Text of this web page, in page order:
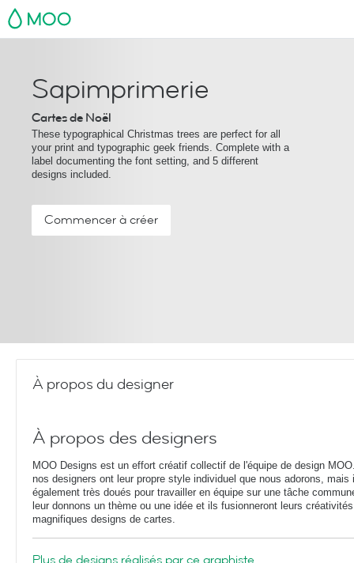
MOO
Sapimprimerie
Cartes de Noël
These typographical Christmas trees are perfect for all
your print and typographic geek friends. Complete with a
label documenting the font setting, and 5 different
designs included.
Commencer à créer
À propos du designer
À propos des designers
MOO Designs est un effort créatif collectif de l'équipe de design
nos designers ont leur propre style individuel que nous adorons, mais
également très doués pour travailler en équipe sur une tâche
leur donnons un thème ou une idée et ils fusionneront leurs
magnifiques designs de cartes.